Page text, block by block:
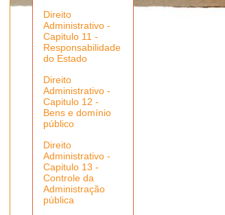
Direito
Administrativo -
Capitulo 11 -
Responsabilidade
do Estado
Direito
Administrativo -
Capitulo 12 -
Bens e domínio
público
Direito
Administrativo -
Capitulo 13 -
Controle da
Administração
pública